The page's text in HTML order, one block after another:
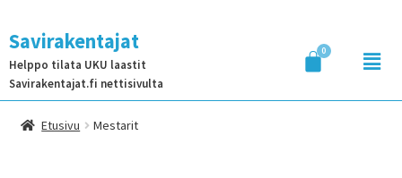
Savirakentajat
Helppo tilata UKU laastit
Savirakentajat.fi nettisivulta
Etusivu Mestarit